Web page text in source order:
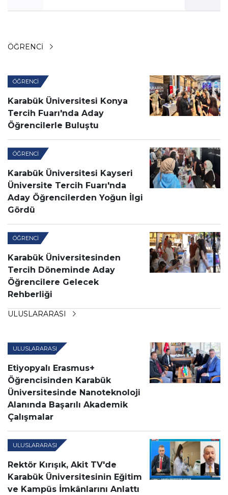
ÖĞRENCI
ÖĞRENCI
Karabük Üniversitesi Konya
Tercih Fuarı'nda Aday
Öğrencilerle Buluştu
ÖĞRENCI
Karabük Üniversitesi Kayseri
Üniversite Tercih Fuarı'nda
Aday Öğrencilerden Yoğun İlgi
Gördü
ÖĞRENCI
Karabük Üniversitesinden
Tercih Döneminde Aday
Öğrencilere Gelecek
Rehberliği
ULUSLARARASI
ULUSLARARASI
Etiyopyalı Erasmus+
Öğrencisinden Karabük
Üniversitesinde Nanoteknoloji
Alanında Başarılı Akademik
Çalışmalar
ULUSLARARASI
Rektör Kırışık, Akit TV'de
Karabük Üniversitesinin Eğitim
ve Kampüs İmkânlarını Anlattı